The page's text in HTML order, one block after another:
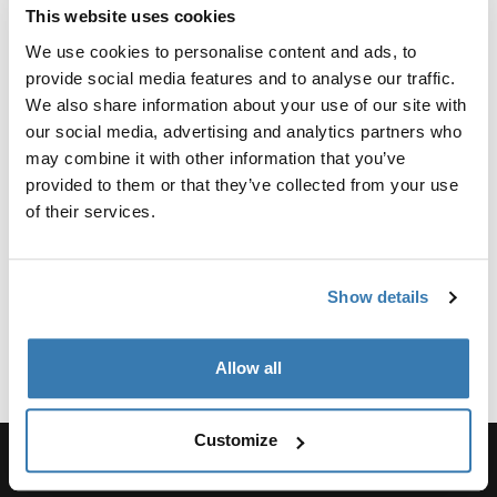
This website uses cookies
We use cookies to personalise content and ads, to
provide social media features and to analyse our traffic.
We also share information about your use of our site with
our social media, advertising and analytics partners who
may combine it with other information that you’ve
provided to them or that they’ve collected from your use
of their services.
Show details
Allow all
Customize
Die Wahl der richtigen Thule
Babyschale
Die Wahl der richtigen Babyschale ist eine der
wichtigsten Entscheidungen für frischgebackene
Eltern. Thule weiß, wie wichtig diese Wahl ist, deshalb
bieten wir eine Reihe von Babyschalen an, die den
höchsten Sicherheitsstandards entsprechen und
bieten.
Warum sollten Sie sich für
Thule Babyschalen
entscheiden?
Wenn es um die Kinderschale Ihres Babys geht, stehen
Sicherheit und Komfort an erster Stelle. Die
Mehr anzeigen